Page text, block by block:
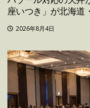
座いつき」が北海道
2026年8月4日